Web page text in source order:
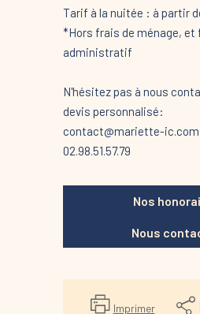
Tarif à la nuitée : à partir
*Hors frais de ménage, et
administratif
N'hésitez pas à nous
devis personnalisé:
contact@mariette-ic.com
02.98.51.57.79
Nos
Nous
Imprimer